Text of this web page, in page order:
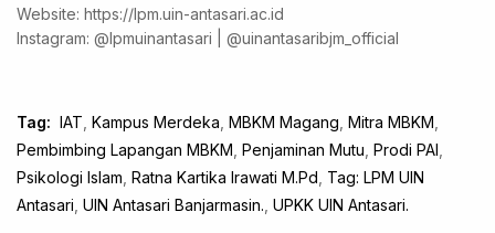
Website: https://lpm.uin-antasari.ac.id
Instagram: @lpmuinantasari | @uinantasaribjm_official
Tag: IAT Kampus Merdeka MBKM Magang Mitra MBKM
Pembimbing Lapangan MBKM Penjaminan Mutu Prodi PAI
Psikologi Islam Ratna Kartika Irawati M.Pd Tag: LPM UIN
Antasari UIN Antasari Banjarmasin. UPKK UIN Antasari.